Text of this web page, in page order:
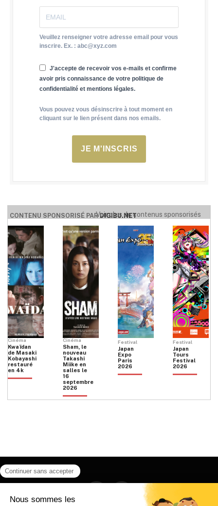
Veuillez renseigner votre adresse email pour vous
inscrire. Ex. : abc@xyz.com
J'accepte de recevoir vos e-mails et confirme
avoir pris connaissance de votre politique de
confidentialité et mentions légales.
Vous pouvez vous désinscrire à tout moment en
cliquant sur le lien présent dans nos emails.
JE M'INSCRIS
CONTENU SPONSORISÉ PARDIGIBU.NET
Voir plus de contenus sponsorisés
Cinéma
Kwaïdan
de Masaki
Kobayashi
restauré
en 4k
Cinéma
Sham, le
nouveau
Takashi
Miike en
salles le
16
septembre
2026
Festival
Japan
Expo
Paris
2026
Festival
Japan
Tours
Festival
2026
Instagram